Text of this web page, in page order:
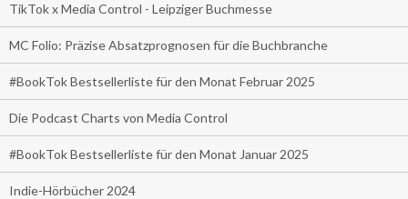
TikTok x Media Control - Leipziger Buchmesse
MC Folio: Präzise Absatzprognosen für die Buchbranche
#BookTok Bestsellerliste für den Monat Februar 2025
Die Podcast Charts von Media Control
#BookTok Bestsellerliste für den Monat Januar 2025
Indie-Hörbücher 2024